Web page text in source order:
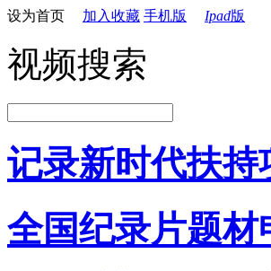
设为首页 加入收藏 手机版 Ipad版
视频搜索
记录新时代扶持
全国纪录片题材